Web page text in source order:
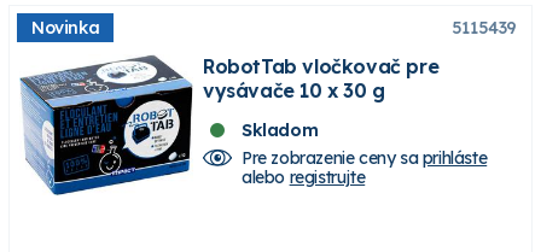
Novinka 5115439
RobotTab vločkovač pre
vysávače 10 x 30 g
Skladom
Pre zobrazenie ceny saprihláste
alebo registrujte